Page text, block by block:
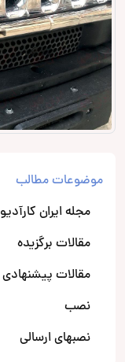
موضوعات مطالب
مجله ایران کارآدیو
مقالات برگزیده
مقالات پیشنهادی
نصب
نصبهای ارسالی